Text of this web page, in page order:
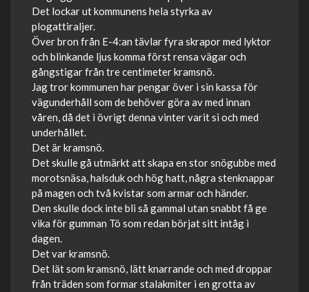
Det lockar ut kommunens hela styrka av
plogattiraljer.
Över bron från E-4:an tävlar fyra skrapor med lyktor
och blinkande ljus komma först rensa vägar och
gångstigar från tre centimeter kramsnö.
Jag tror kommunen har pengar över i sin kassa för
vägunderhåll som de behöver göra av med innan
våren, då det i övrigt denna vinter varit si och med
underhållet.
Det är kramsnö.
Det skulle gå utmärkt att skapa en stor snögubbe med
morotsnäsa, halsduk och hög hatt, några stenknappar
på magen och två kvistar som armar och händer.
Den skulle dock inte bli så gammal utan snabbt få ge
vika för gumman Tö som redan börjat sitt intåg i
dagen.
Det var kramsnö.
Det lät som kramsnö, lätt knarrande och med droppar
från träden som formar stalakmiter i en grotta av